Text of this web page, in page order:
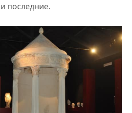
последние.